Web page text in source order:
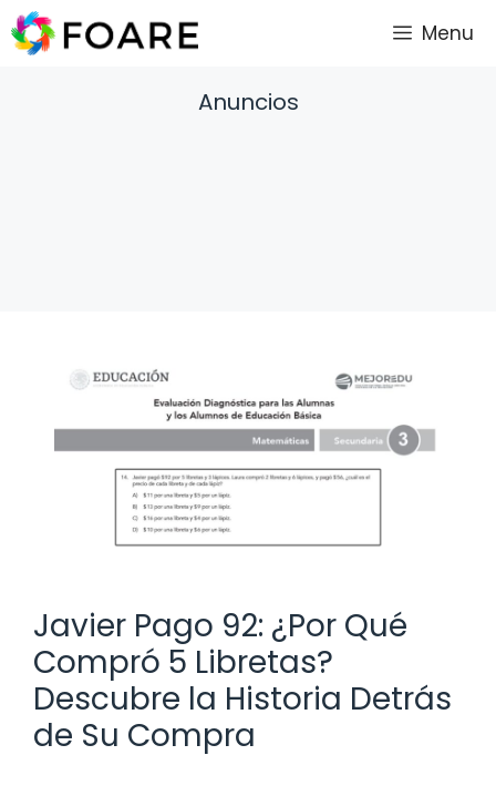
Saltar
al
Menu
Anuncios
Javier Pago 92: ¿Por Qué
Compró 5 Libretas?
Descubre la Historia Detrás
de Su Compra